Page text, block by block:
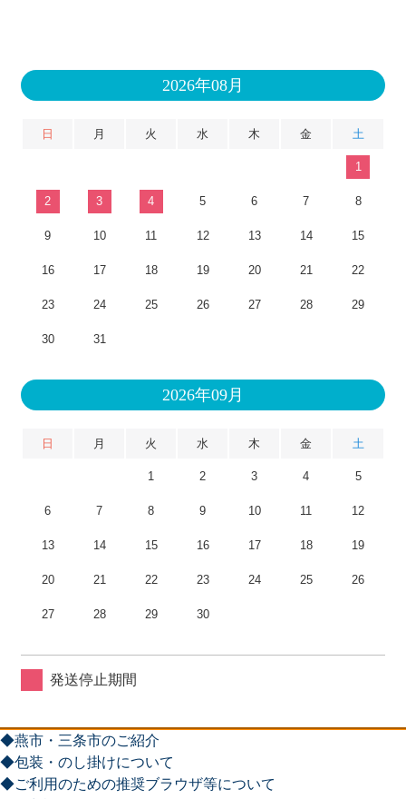
2026年08月
日 月 火 水 木 金 土
1
2 3 4 5 6 7 8
9 10 11 12 13 14 15
16 17 18 19 20 21 22
23 24 25 26 27 28 29
30 31
2026年09月
日 月 火 水 木 金 土
1 2 3 4 5
6 7 8 9 10 11 12
13 14 15 16 17 18 19
20 21 22 23 24 25 26
27 28 29 30
発送停止期間
◆燕市・三条市のご紹介
◆包装・のし掛けについて
◆ご利用のための推奨ブラウザ等について